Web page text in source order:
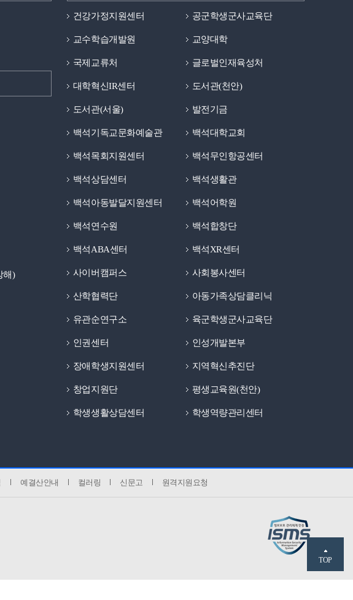
해)
건강가정지원센터 공군학생군사교육단
교수학습개발원 교양대학
국제교류처 글로벌인재육성처
대학혁신IR센터 도서관(천안)
도서관(서울) 발전기금
백석기독교문화예술관 백석대학교회
백석목회지원센터 백석무인항공센터
백석상담센터 백석생활관
백석아동발달지원센터 백석어학원
백석연수원 백석합창단
백석ABA센터 백석XR센터
사이버캠퍼스 사회봉사센터
산학협력단 아동가족상담클리닉
유관순연구소 육군학생군사교육단
인권센터 인성개발본부
장애학생지원센터 지역혁신추진단
창업지원단 평생교육원(천안)
학생생활상담센터 학생역량관리센터
예결산안내 컬러링 신문고 원격지원요청
TOP